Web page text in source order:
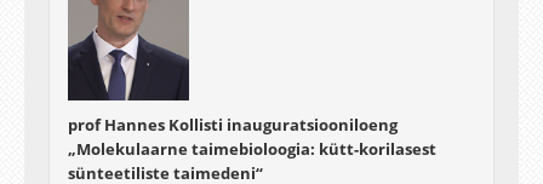
prof Hannes Kollisti inauguratsiooniloeng
„Molekulaarne taimebioloogia: kütt-korilasest
sünteetiliste taimedeni“